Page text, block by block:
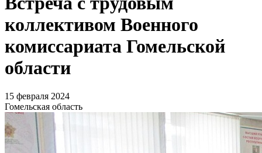
коллективом Военного
комиссариата Гомельской
области
15 февраля 2024
Гомельская область